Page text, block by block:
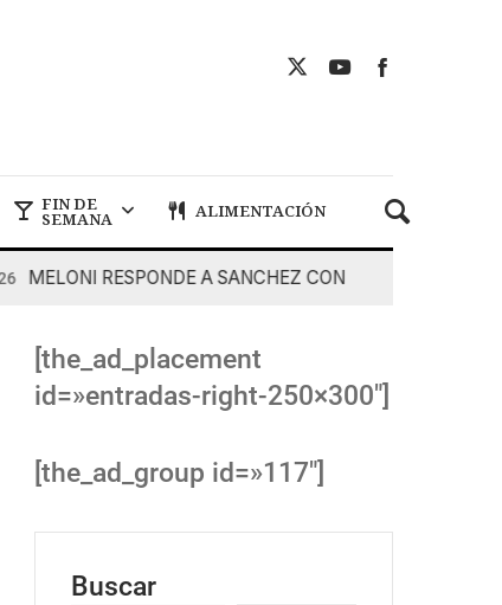
FIN DE
SEMANA ALIMENTACIÓN
MELONI RESPONDE A SANCHEZ CON DUREZA
[the_ad_placement
id=»entradas-right-250×300″]
[the_ad_group id=»117″]
Buscar